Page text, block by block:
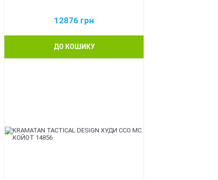
12876 грн
ДО КОШИКУ